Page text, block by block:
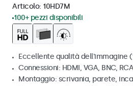
Articolo: 10HD7M
100+ pezzi disponibili
Eccellente qualità dell'immagine
Connessioni: HDMI, VGA, BNC, RCA
Montaggio: scrivania, parete,